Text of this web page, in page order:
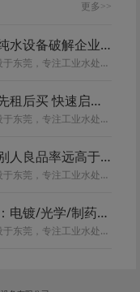
更多>>
政策加码工业节水｜高效纯水设备破解企业合规与降本双重难题
纯渗水处理设备厂于2019年总部设于东莞，专注工业水处理设备。深耕电镀、线路板、化工、食品、医药领域。团队精通 RO、EDI、MBR 等工艺，提供水质勘测、设备定制、运维一站式服务，全流程严控品质，依托莞惠中河四大基地就...
纯水设备租赁方案丨支持先租后买 快速启动生产
纯渗水处理设备厂于2019年总部设于东莞，专注工业水处理设备。深耕电镀、线路板、化工、食品、医药领域。团队精通 RO、EDI、MBR 等工艺，提供水质勘测、设备定制、运维一站式服务，全流程严控品质，依托莞惠中河四大基地就...
同样原料同样工序，为啥别人良品率远高于你?
纯渗水处理设备厂于2019年总部设于东莞，专注工业水处理设备。深耕电镀、线路板、化工、食品、医药领域。团队精通 RO、EDI、MBR 等工艺，提供水质勘测、设备定制、运维一站式服务，全流程严控品质，依托莞惠中河四大基地就...
不同行业纯水标准对照表：电镀/光学/制药/电子用水区别
纯渗水处理设备厂于2019年总部设于东莞，专注工业水处理设备。深耕电镀、线路板、化工、食品、医药领域。团队精通 RO、EDI、MBR 等工艺，提供水质勘测、设备定制、运维一站式服务，全流程严控品质，依托莞惠中河四大基地就...